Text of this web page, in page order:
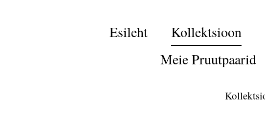
Esileht Kollektsioon
Meie Pruutpaarid